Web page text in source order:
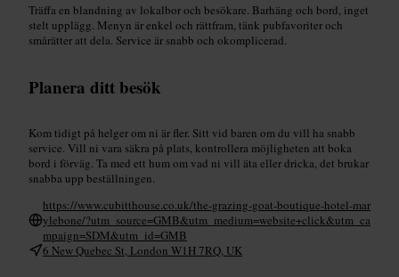
Träffa en blandning av lokalbor och besökare. Barhäng och bord, inget
stelt upplägg. Menyn är enkel och rättfram, tänk pubfavoriter och
smårätter att dela. Service är snabb och okomplicerad.
Planera ditt besök
Kom tidigt på helger om ni är fler. Sitt vid baren om du vill ha snabb
service. Vill ni vara säkra på plats, kontrollera möjligheten att boka
bord i förväg. Ta med ett hum om vad ni vill äta eller dricka, det brukar
snabba upp beställningen.
https://www.cubitthouse.co.uk/the-grazing-goat-boutique-hotel-mar
ylebone/?utm_source=GMB&utm_medium=website+click&utm_ca
mpaign=SDM&utm_id=GMB
6 New Quebec St, London W1H 7RQ, UK